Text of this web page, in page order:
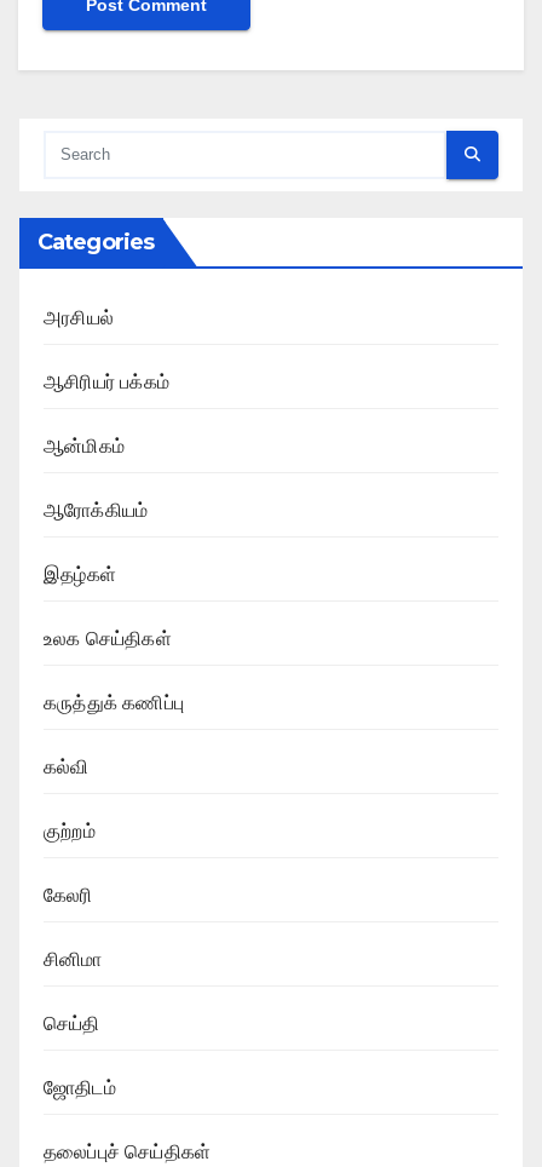
Categories
அரசியல்
ஆசிரியர் பக்கம்
ஆன்மிகம்
ஆரோக்கியம்
இதழ்கள்
உலக செய்திகள்
கருத்துக் கணிப்பு
கல்வி
குற்றம்
கேலரி
சினிமா
செய்தி
ஜோதிடம்
தலைப்புச் செய்திகள்